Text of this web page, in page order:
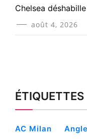
Chelsea
août 4, 2026
ÉTIQUETTES
AC Milan